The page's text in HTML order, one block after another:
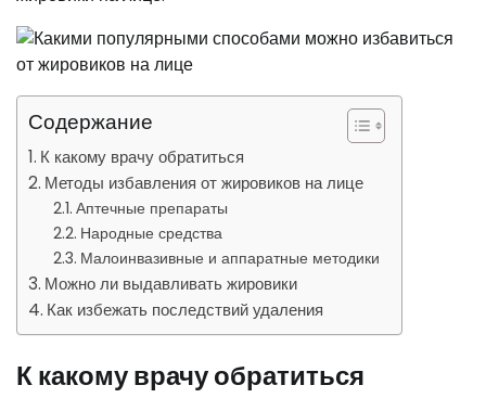
Содержание
К какому врачу обратиться
Методы избавления от жировиков на лице
Аптечные препараты
Народные средства
Малоинвазивные и аппаратные методики
Можно ли выдавливать жировики
Как избежать последствий удаления
К какому врачу обратиться